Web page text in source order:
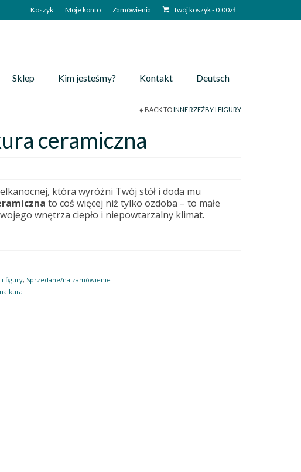
Koszyk Moje konto Zamówienia Twój koszyk-0.00zł
Sklep Kim jesteśmy? Kontakt Deutsch
BACK TOINNE RZEŹBY I FIGURY
ceramiczna
która wyróżni Twój stół i doda mu
to coś więcej niż tylko ozdoba – to małe
wnętrza ciepło i niepowtarzalny klimat.
i figury, Sprzedane/na zamówienie
kura